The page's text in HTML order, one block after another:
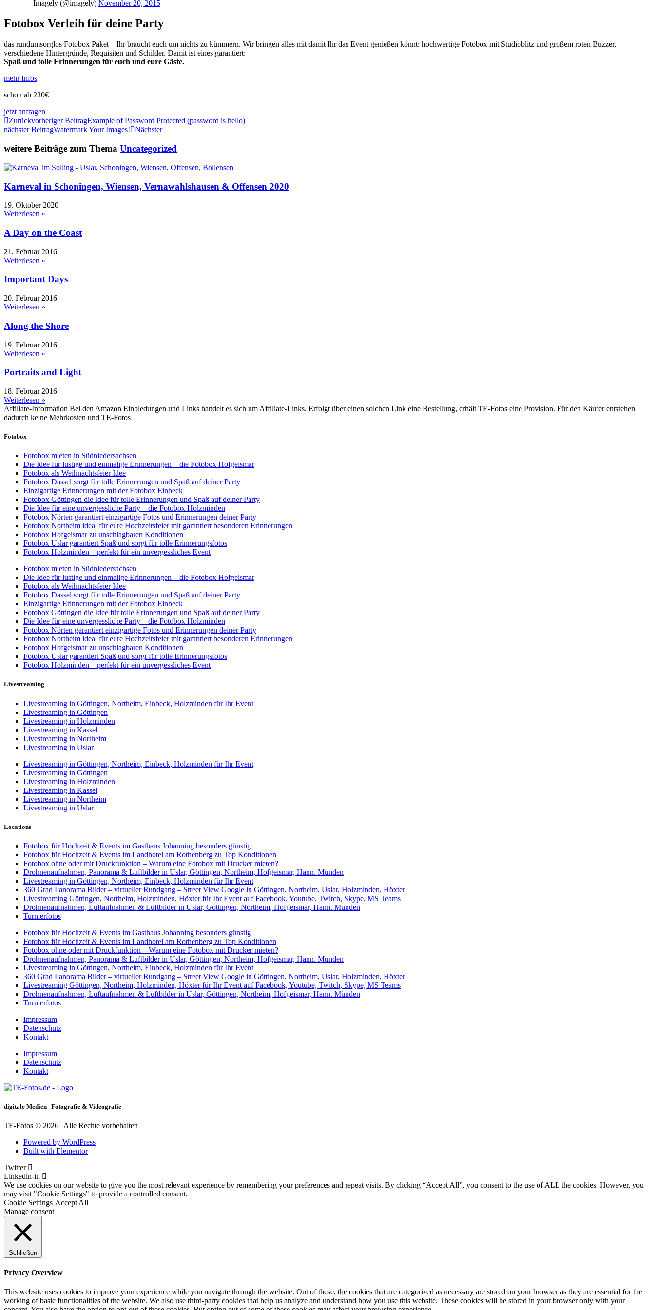
— Imagely (@imagely) November 20, 2015
Fotobox Verleih für deine Party
das rundumsorglos Fotobox Paket – Ihr braucht euch um nichts zu kümmern. Wir bringen alles mit damit Ihr das Event genießen könnt: hochwertige Fotobox mit Studioblitz und großem roten Buzzer,
verschiedene Hintergründe, Requisiten und Schilder. Damit ist eines garantiert:
Spaß und tolle Erinnerungen für euch und eure Gäste.
mehr Infos
schon ab 230€
jetzt anfragen
Zurückvorheriger BeitragExample of Password Protected (password is hello)
nächster BeitragWatermark Your Images! Nächster
weitere Beiträge zum Thema Uncategorized
Karneval in Schoningen, Wiensen, Vernawahlshausen & Offensen 2020
19. Oktober 2020
Weiterlesen »
A Day on the Coast
21. Februar 2016
Weiterlesen »
Important Days
20. Februar 2016
Weiterlesen »
Along the Shore
19. Februar 2016
Weiterlesen »
Portraits and Light
18. Februar 2016
Weiterlesen »
Affiliate-Information Bei den Amazon Einbledungen und Links handelt es sich um Affiliate-Links. Erfolgt über einen solchen Link eine Bestellung, erhält TE-Fotos eine Provision. Für den Käufer entstehen
dadurch keine Mehrkosten und TE-Fotos
Fotobox
Fotobox mieten in Südniedersachsen
Die Idee für lustige und einmalige Erinnerungen – die Fotobox Hofgeismar
Fotobox als Weihnachtsfeier Idee
Fotobox Dassel sorgt für tolle Erinnerungen und Spaß auf deiner Party
Einzigartige Erinnerungen mit der Fotobox Einbeck
Fotobox Göttingen die Idee für tolle Erinnerungen und Spaß auf deiner Party
Die Idee für eine unvergessliche Party – die Fotobox Holzminden
Fotobox Nörten garantiert einzigartige Fotos und Erinnerungen deiner Party
Fotobox Northeim ideal für eure Hochzeitsfeier mit garantiert besonderen Erinnerungen
Fotobox Hofgeismar zu unschlagbaren Konditionen
Fotobox Uslar garantiert Spaß und sorgt für tolle Erinnerungsfotos
Fotobox Holzminden – perfekt für ein unvergessliches Event
Fotobox mieten in Südniedersachsen
Die Idee für lustige und einmalige Erinnerungen – die Fotobox Hofgeismar
Fotobox als Weihnachtsfeier Idee
Fotobox Dassel sorgt für tolle Erinnerungen und Spaß auf deiner Party
Einzigartige Erinnerungen mit der Fotobox Einbeck
Fotobox Göttingen die Idee für tolle Erinnerungen und Spaß auf deiner Party
Die Idee für eine unvergessliche Party – die Fotobox Holzminden
Fotobox Nörten garantiert einzigartige Fotos und Erinnerungen deiner Party
Fotobox Northeim ideal für eure Hochzeitsfeier mit garantiert besonderen Erinnerungen
Fotobox Hofgeismar zu unschlagbaren Konditionen
Fotobox Uslar garantiert Spaß und sorgt für tolle Erinnerungsfotos
Fotobox Holzminden – perfekt für ein unvergessliches Event
Livestreaming
Livestreaming in Göttingen, Northeim, Einbeck, Holzminden für Ihr Event
Livestreaming in Göttingen
Livestreaming in Holzminden
Livestreaming in Kassel
Livestreaming in Northeim
Livestreaming in Uslar
Livestreaming in Göttingen, Northeim, Einbeck, Holzminden für Ihr Event
Livestreaming in Göttingen
Livestreaming in Holzminden
Livestreaming in Kassel
Livestreaming in Northeim
Livestreaming in Uslar
Locations
Fotobox für Hochzeit & Events im Gasthaus Johanning besonders günstig
Fotobox für Hochzeit & Events im Landhotel am Rothenberg zu Top Konditionen
Fotobox ohne oder mit Druckfunktion – Warum eine Fotobox mit Drucker mieten?
Drohnenaufnahmen, Panorama & Luftbilder in Uslar, Göttingen, Northeim, Hofgeismar, Hann. Münden
Livestreaming in Göttingen, Northeim, Einbeck, Holzminden für Ihr Event
360 Grad Panorama Bilder – virtueller Rundgang – Street View Google in Göttingen, Northeim, Uslar, Holzminden, Höxter
Livestreaming Göttingen, Northeim, Holzminden, Höxter für Ihr Event auf Facebook, Youtube, Twitch, Skype, MS Teams
Drohnenaufnahmen, Luftaufnahmen & Luftbilder in Uslar, Göttingen, Northeim, Hofgeismar, Hann. Münden
Turnierfotos
Fotobox für Hochzeit & Events im Gasthaus Johanning besonders günstig
Fotobox für Hochzeit & Events im Landhotel am Rothenberg zu Top Konditionen
Fotobox ohne oder mit Druckfunktion – Warum eine Fotobox mit Drucker mieten?
Drohnenaufnahmen, Panorama & Luftbilder in Uslar, Göttingen, Northeim, Hofgeismar, Hann. Münden
Livestreaming in Göttingen, Northeim, Einbeck, Holzminden für Ihr Event
360 Grad Panorama Bilder – virtueller Rundgang – Street View Google in Göttingen, Northeim, Uslar, Holzminden, Höxter
Livestreaming Göttingen, Northeim, Holzminden, Höxter für Ihr Event auf Facebook, Youtube, Twitch, Skype, MS Teams
Drohnenaufnahmen, Luftaufnahmen & Luftbilder in Uslar, Göttingen, Northeim, Hofgeismar, Hann. Münden
Turnierfotos
Impressum
Datenschutz
Kontakt
Impressum
Datenschutz
Kontakt
digitale Medien | Fotografie & Videografie
TE-Fotos © 2026 | Alle Rechte vorbehalten
Powered by WordPress
Built with Elementor
Twitter
Linkedin-in
We use cookies on our website to give you the most relevant experience by remembering your preferences and repeat visits. By clicking “Accept All”, you consent to the use of ALL the cookies. However, you
may visit "Cookie Settings" to provide a controlled consent.
Cookie Settings Accept All
Manage consent
Schließen
Privacy Overview
This website uses cookies to improve your experience while you navigate through the website. Out of these, the cookies that are categorized as necessary are stored on your browser as they are essential for the
working of basic functionalities of the website. We also use third-party cookies that help us analyze and understand how you use this website. These cookies will be stored in your browser only with your